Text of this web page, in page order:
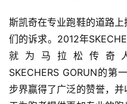
装
备
训
练
斯凯奇在专业跑鞋的道路
们的诉求。2012年
就为马拉松传奇
SKECHERS GORUN的
步界赢得了广泛的赞誉，